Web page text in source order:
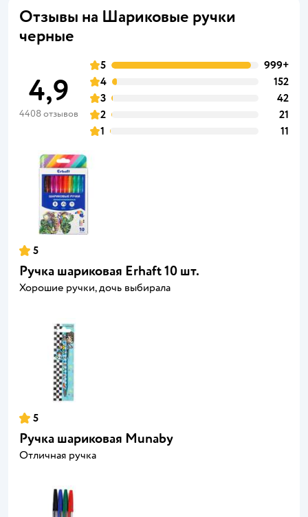
Отзывы на Шариковые ручки
черные
4,9
4408 отзывов
5
999+
4
152
3
42
2
21
1
11
5
Ручка шариковая Erhaft 10 шт.
Хорошие ручки, дочь выбирала
5
Ручка шариковая Munaby
Отличная ручка